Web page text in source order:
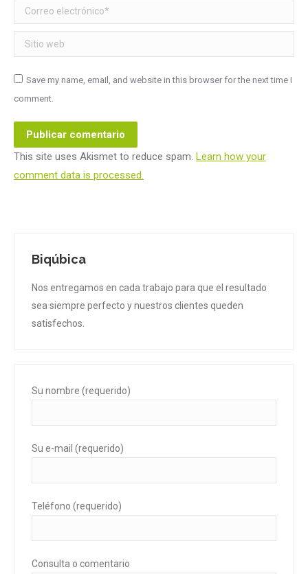
Correo electrónico *
Sitio web
Save my name, email, and website in this browser for the next time I
comment.
Publicar comentario
This site uses Akismet to reduce spam. Learn how your
comment data is processed.
Biqúbica
Nos entregamos en cada trabajo para que el resultado
sea siempre perfecto y nuestros clientes queden
satisfechos.
Su nombre (requerido)
Su e-mail (requerido)
Teléfono (requerido)
Consulta o comentario